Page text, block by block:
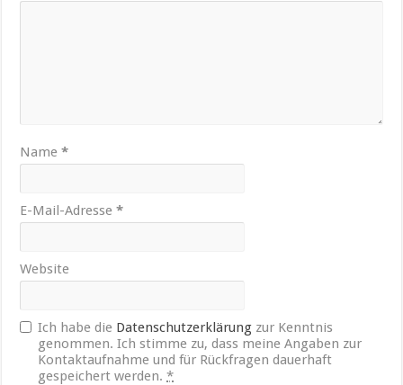
Name*
E-Mail-Adresse*
Website
Ich habe die Datenschutzerklärung zur Kenntnis
genommen. Ich stimme zu, dass meine Angaben zur
Kontaktaufnahme und für Rückfragen dauerhaft
gespeichert werden.*